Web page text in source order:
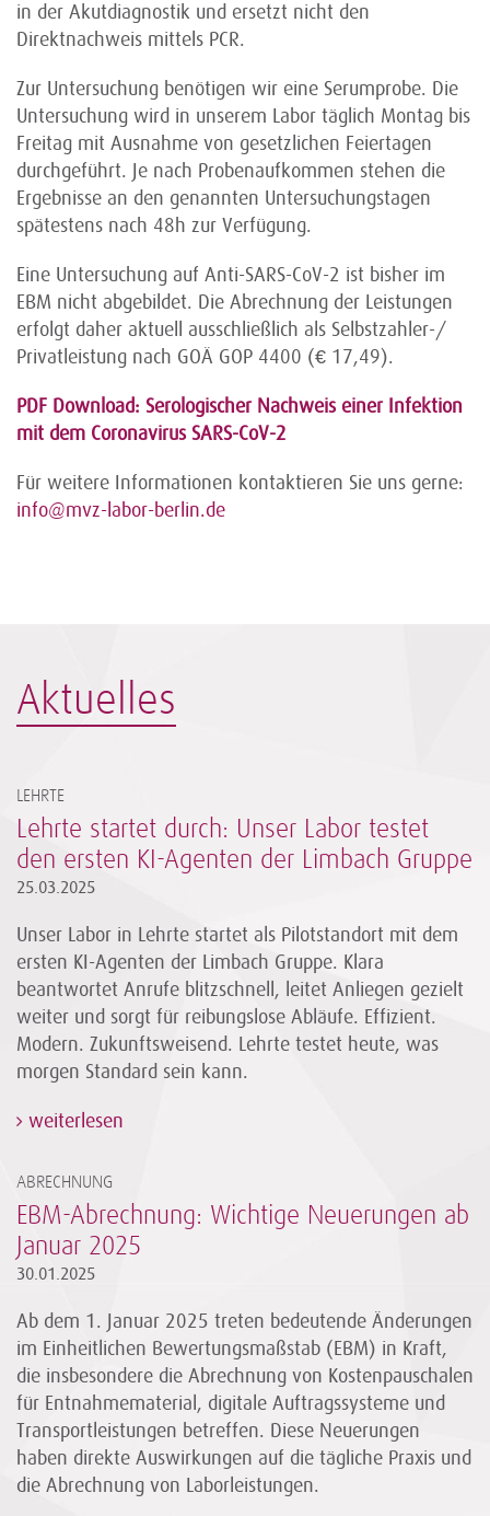
in der Akutdiagnostik und ersetzt nicht den
Direktnachweis mittels PCR.
Zur Untersuchung benötigen wir eine Serumprobe. Die
Untersuchung wird in unserem Labor täglich Montag bis
Freitag mit Ausnahme von gesetzlichen Feiertagen
durchgeführt. Je nach Probenaufkommen stehen die
Ergebnisse an den genannten Untersuchungstagen
spätestens nach 48h zur Verfügung.
Eine Untersuchung auf Anti-SARS-CoV-2 ist bisher im
EBM nicht abgebildet. Die Abrechnung der Leistungen
erfolgt daher aktuell ausschließlich als Selbstzahler-/
Privatleistung nach GOÄ GOP 4400 (€ 17,49).
PDF Download: Serologischer Nachweis einer Infektion
mit dem Coronavirus SARS-CoV-2
Für weitere Informationen kontaktieren Sie uns gerne:
info@mvz-labor-berlin.de
Aktuelles
LEHRTE
Lehrte startet durch: Unser Labor testet
den ersten KI-Agenten der Limbach Gruppe
25.03.2025
Unser Labor in Lehrte startet als Pilotstandort mit dem
ersten KI-Agenten der Limbach Gruppe. Klara
beantwortet Anrufe blitzschnell, leitet Anliegen gezielt
weiter und sorgt für reibungslose Abläufe. Effizient.
Modern. Zukunftsweisend. Lehrte testet heute, was
morgen Standard sein kann.
weiterlesen
ABRECHNUNG
EBM-Abrechnung: Wichtige Neuerungen ab
Januar 2025
30.01.2025
Ab dem 1. Januar 2025 treten bedeutende Änderungen
im Einheitlichen Bewertungsmaßstab (EBM) in Kraft,
die insbesondere die Abrechnung von Kostenpauschalen
für Entnahmematerial, digitale Auftragssysteme und
Transportleistungen betreffen. Diese Neuerungen
haben direkte Auswirkungen auf die tägliche Praxis und
die Abrechnung von Laborleistungen.